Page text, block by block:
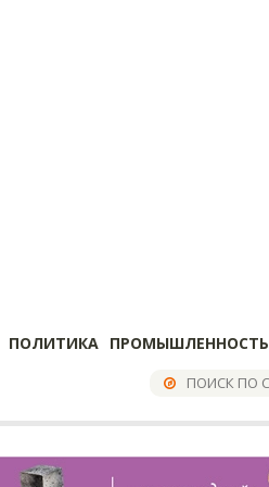
ПОЛИТИКА ПРОМЫШЛЕННОСТЬ